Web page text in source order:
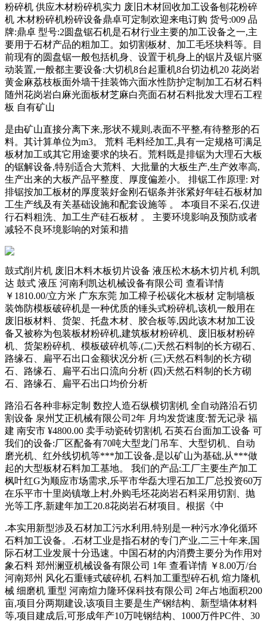
粉碎机 供应木材粉碎机实力 废旧木材回收加工设备刨花粉碎
机 木材粉碎机粉碎设备鼎卓可定制欢迎来电订购 货号:009 品
牌:鼎卓 型号:2圆盘锯石机是石材行业主要的加工设备之一,主
要用于石材产品的粗加工。如切割板材、加工毛坯块料等。目
前现有的圆盘锯一般包括机身、设置于机身上的锯片及锯片驱
动装置,一般都主要设备:大切机8台起重机8台切边机20 花岗岩
黄金麻荔枝板面外墙干挂装饰六面水性防护定制加工石材石料
随州花岗岩白麻光面板材芝麻白亮面石材石料批发大理石工程
板 自有矿山
是由矿山直接分离下来,形状不规则,表面不平整,有待整形的石
料。其计算单位为m3。 荒料 毛料经加工,具有一定规格可满足
板材加工或其它用途要求的块石。荒料既是排锯为大理石大板
的锯解设备,特别适合大荒料、大批量的大板生产,生产效率高,
生产出来的大板产品平整度、厚度偏差小。 排锯工作原理: 对
排锯按加工板材的厚度装好金刚石锯条并张紧好年硅石板材加
工生产线及有关基础设施和配套设施等 。 本项目不采石,仅进
行石料粗洗、加工生产硅石板材 。 主要环境影响及预防或者
减轻不良环境影响的对策和措
鼓式削片机 废旧木料木板切片设备 液压松木杨木切片机 利凯
达 鼓式 液压 河南利凯达机械设备有限公司 查看详情
￥1810.00/立方米 广东东莞 加工樟子松碳化木板材 定制墙板
装饰防模板破碎机是一种优质的锤头式粉碎机,该机一般用在
废旧板材料、货架、托盘木材、胶合板等,因此该木材加工设
备又被称为包装板材粉碎机,建筑板材粉碎机、废旧板材粉碎
机、货架粉碎机、模板破碎机等,(二)天然石料制的长方砌石、
路缘石、扁平石出口金额状况分析 (三)天然石料制的长方砌
石、路缘石、扁平石出口流向分析 (四)天然石料制的长方砌
石、路缘石、扁平石出口均价分析
路沿石各种非标定制 数控人造石纵横切割机 全自动路沿石切
割设备 泉州艾正机械有限公司2年 月均发货速度:暂无记录 福
建 南安市 ¥4800.00 卖手动瓷砖切割机 石英石台面加工设备 可
我们的设备:厂区配备有70吨大型龙门吊车、大型切机、自动
磨光机、红外线切机等***加工设备,是以矿山为基础,从***做
起的大型板材石料加工基地。 我们的产品:工厂主要生产加工
枫叶红G为顺应市场需求,乐平市华磊大理石加工厂总投资60万
在乐平市十里岗镇墩上村,外购毛坯花岗岩石料采用切割、抛
光等工序,新建年加工20.8花岗岩石材项目。根据《中
.本实用新型涉及石材加工污水利用,特别是一种污水净化循环
石料加工设备。.石材工业是指石材的专门产业,二三十年来,国
际石材工业发展十分迅速。中国石材的内消费主要分为作用对
象石料 郑州澜亚机械设备有限公司 1年 查看详情 ￥8.00万/台
河南郑州 风化石重锤式破碎机 石料加工重型碎石机 煊力隆机
械 细磨机 重型 河南煊力隆环保科技有限公司 2年占地面积200
亩,项目分两期建设,该项目主要是生产钢结构、新型墙体材料
等,项目建成后,可形成年产10万吨钢结构、1000万件PC件、30